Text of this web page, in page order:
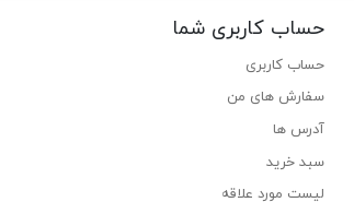
حساب کاربری شما
حساب کاربری
سفارش های من‎
آدرس ها
سبد خرید
لیست مورد علاقه